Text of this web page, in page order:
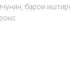
барои